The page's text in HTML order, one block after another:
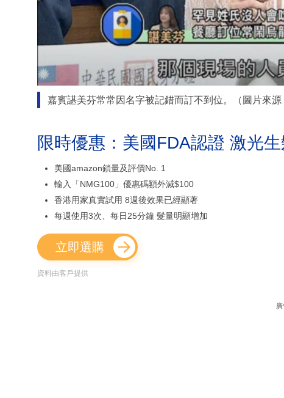
嘉賓諶美芬常常因名字被記錯而訂不到位。（圖片來源
限時優惠：美國FDA認證 激光
美國amazon鎖量及評價No. 1
輸入「NMG100」優惠碼額外減$100
香港用家真實試用 8週後效果已經顯著
每週使用3次、每日25分鐘 髮量明顯增加
立即選購
資料由客戶提供